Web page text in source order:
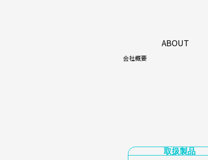
ABOUT
会社概要
取扱製品